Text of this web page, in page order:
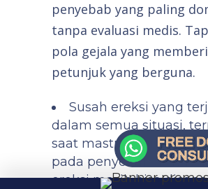
penyebab yang paling
tanpa evaluasi medis.
pola gejala yang
petunjuk yang berguna.
Susah ereksi yang
dalam semua situasi,
saat masturbasi, lebih
pada penyebab fisik.
ereksi masih bisa